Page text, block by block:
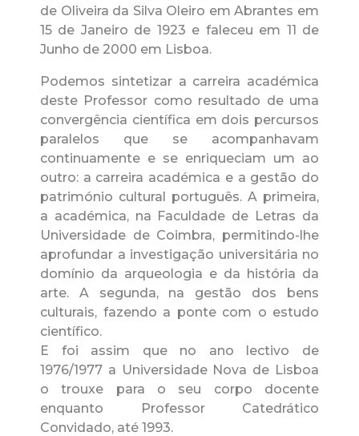
de Oliveira da Silva Oleiro em Abrantes em
15 de Janeiro de 1923 e faleceu em 11 de
Junho de 2000 em Lisboa.
Podemos sintetizar a carreira académica
deste Professor como resultado de uma
convergência científica em dois percursos
paralelos que se acompanhavam
continuamente e se enriqueciam um ao
outro: a carreira académica e a gestão do
património cultural português. A primeira,
a académica, na Faculdade de Letras da
Universidade de Coimbra, permitindo-lhe
aprofundar a investigação universitária no
domínio da arqueologia e da história da
arte. A segunda, na gestão dos bens
culturais, fazendo a ponte com o estudo
científico.
E foi assim que no ano lectivo de
1976/1977 a Universidade Nova de Lisboa
o trouxe para o seu corpo docente
enquanto Professor Catedrático
Convidado, até 1993.